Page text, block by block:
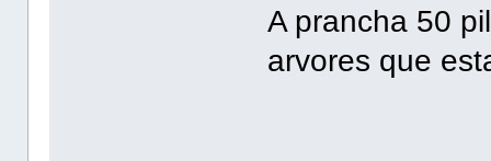
A prancha 50
arvores que